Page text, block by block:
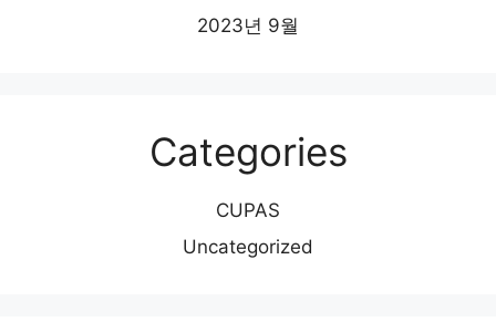
2023년 9월
Categories
CUPAS
Uncategorized